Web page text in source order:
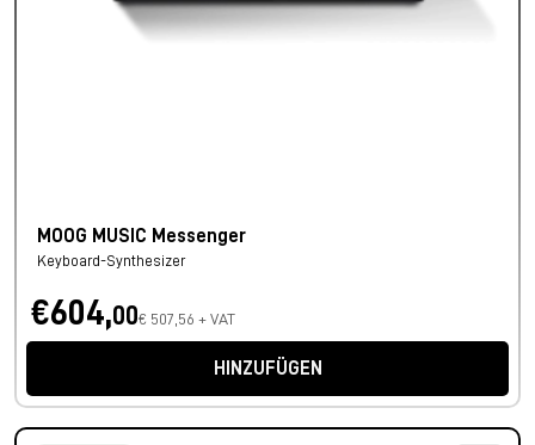
MOOG MUSIC Messenger
Keyboard-Synthesizer
€604,00€ 507,56 + VAT
HINZUFÜGEN